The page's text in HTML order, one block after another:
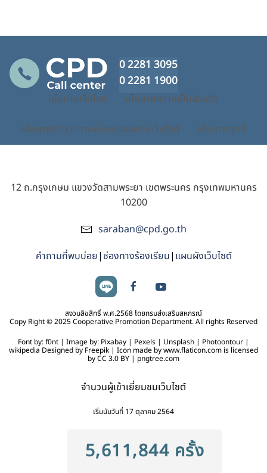
0 2281 3095
0 2281 1900
นโยบายเว็บไซต์ นโยบายความเป็นส่วนตัว
นโยบายรักษาความมั่นคงปลอดภัยเว็บไซต์ นโยบายคุกกี้
12 ถ.กรุงเกษม แขวงวัดสามพระยา เขตพระนคร กรุงเทพมหานคร
10200
saraban@cpd.go.th
คำถามที่พบบ่อย| ช่องทางร้องเรียน| แผนผังเว็บไซต์
สงวนลิขสิทธิ์ พ.ศ.2568 โดยกรมส่งเสริมสหกรณ์
Copy Right © 2025 Cooperative Promotion Department. All rights Reserved
Font by: f0nt | Image by: Pixabay | Pexels | Unsplash | Photoontour |
wikipedia Designed by Freepik | Icon made by www.flaticon.com is licensed
by CC 3.0 BY | pngtree.com
จำนวนผู้เข้าเยี่ยมชมเว็บไซต์
เริ่มนับวันที่ 17 ตุลาคม 2564
5,611,844 ครั้ง